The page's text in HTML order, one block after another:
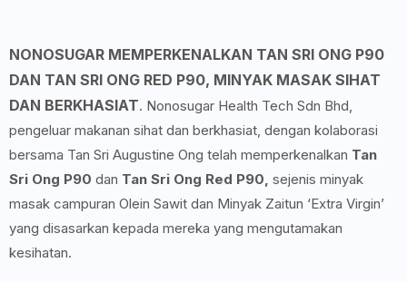
NONOSUGAR MEMPERKENALKAN TAN SRI ONG P90
DAN TAN SRI ONG RED P90, MINYAK MASAK SIHAT
DAN BERKHASIAT. Nonosugar Health Tech Sdn Bhd,
pengeluar makanan sihat dan berkhasiat, dengan kolaborasi
bersama Tan Sri Augustine Ong telah memperkenalkan Tan
Sri Ong P90 dan Tan Sri Ong Red P90, sejenis minyak
masak campuran Olein Sawit dan Minyak Zaitun ‘Extra Virgin’
yang disasarkan kepada mereka yang mengutamakan
kesihatan.